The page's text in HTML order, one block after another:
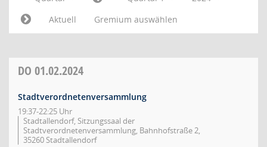
Aktuell
Gremium auswählen
DO 01.02.2024
Stadtverordnetenversammlung
19:37-22:25 Uhr
Stadtallendorf, Sitzungssaal der
Stadtverordnetenversammlung, Bahnhofstraße 2,
35260 Stadtallendorf